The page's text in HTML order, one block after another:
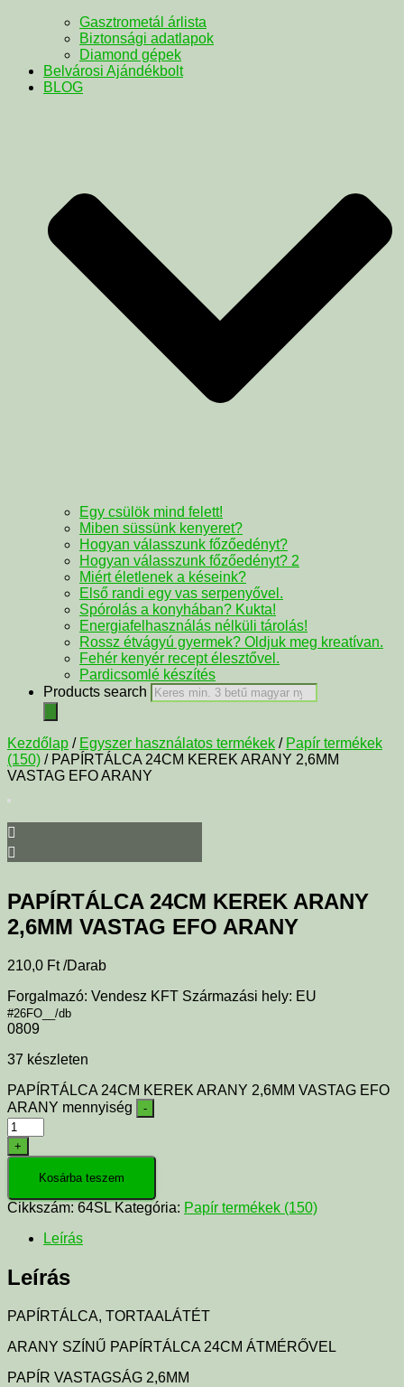
Gasztrometál árlista
Biztonsági adatlapok
Diamond gépek
Belvárosi Ajándékbolt
BLOG
Egy csülök mind felett!
Miben süssünk kenyeret?
Hogyan válasszunk főzőedényt?
Hogyan válasszunk főzőedényt? 2
Miért életlenek a késeink?
Első randi egy vas serpenyővel.
Spórolás a konyhában? Kukta!
Energiafelhasználás nélküli tárolás!
Rossz étvágyú gyermek? Oldjuk meg kreatívan.
Fehér kenyér recept élesztővel.
Pardicsomlé készítés
Products search
Kezdőlap / Egyszer használatos termékek / Papír termékek
(150) / PAPÍRTÁLCA 24CM KEREK ARANY 2,6MM
VASTAG EFO ARANY
PAPÍRTÁLCA 24CM KEREK ARANY
2,6MM VASTAG EFO ARANY
210,0 Ft /Darab
Forgalmazó: Vendesz KFT Származási hely: EU
#26FO__/db
0809
37 készleten
PAPÍRTÁLCA 24CM KEREK ARANY 2,6MM VASTAG EFO
ARANY mennyiség
-
+
Kosárba teszem
Cikkszám: 64SL Kategória: Papír termékek (150)
Leírás
Leírás
PAPÍRTÁLCA, TORTAALÁTÉT
ARANY SZÍNŰ PAPÍRTÁLCA 24CM ÁTMÉRŐVEL
PAPÍR VASTAGSÁG 2,6MM